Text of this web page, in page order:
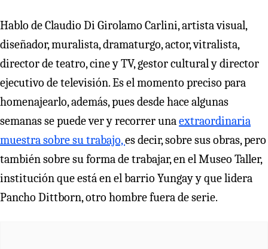
Hablo de Claudio Di Girolamo Carlini, artista visual,
diseñador, muralista, dramaturgo, actor, vitralista,
director de teatro, cine y TV, gestor cultural y director
ejecutivo de televisión. Es el momento preciso para
homenajearlo, además, pues desde hace algunas
semanas se puede ver y recorrer unaextraordinaria
muestra sobre su trabajo,es decir, sobre sus obras, pero
también sobre su forma de trabajar, en el Museo Taller,
institución que está en el barrio Yungay y que lidera
Pancho Dittborn, otro hombre fuera de serie.